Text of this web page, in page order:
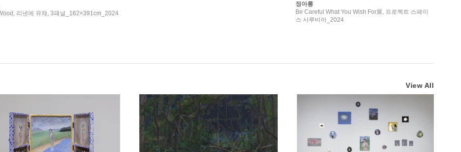
리넨에 유채, 3패널_162×391cm_2024
정아롱
Be Careful What You Wish For展, 프로젝트 스페이
스 사루비아_2024
View All